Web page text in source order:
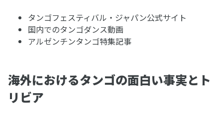
タンゴフェスティバル・ジャパン公式サイト
国内でのタンゴダンス動画
アルゼンチンタンゴ特集記事
海外におけるタンゴの面白い事実とト
リビア